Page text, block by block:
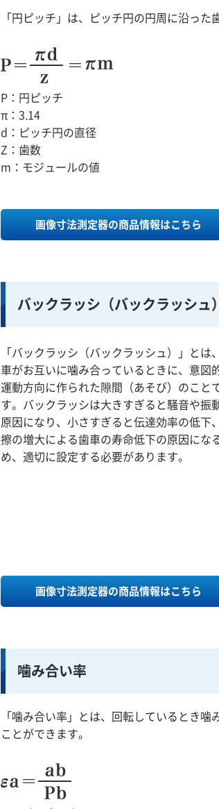
「円ピッチ」は、ピッチ円の円周に沿っ
P：円ピッチ
π：3.14
d：ピッチ円の直径
Z：歯数
m：モジュールの値
画像寸法測定器の商品情報はこちら
バックラッシ（バックラッシュ）
「バックラッシ（バックラッシュ）」とは
車がお互いに噛み合っているときに、意図
運動方向に作られた隙間（あそび）のこと
す。バックラッシは大きすぎると騒音や振
原因になり、小さすぎると伝達効率の低下
擦の増大による歯車の寿命低下の原因にな
め、適切に設定する必要があります。
画像寸法測定器の商品情報はこちら
噛み合い率
「噛み合い率」とは、回転しているとき
ことができます。